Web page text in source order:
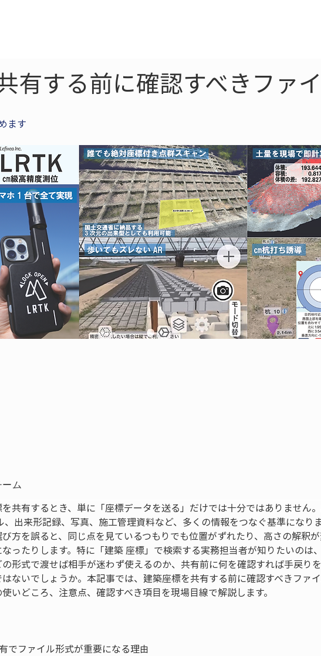
有する前に確認すべきファ
ます
ーム
共有するとき、単に「座標データを送る」だけでは十分ではありません
、出来形記録、写真、施工管理資料など、多くの情報をつなぐ基準になり
方を誤ると、同じ点を見ているつもりでも位置がずれたり、高さの解釈
ったりします。特に「建築 座標」で検索する実務担当者が知りたいのは
形式で渡せば相手が迷わず使えるのか、共有前に何を確認すれば手戻り
ないでしょうか。本記事では、建築座標を共有する前に確認すべきファ
いどころ、注意点、確認すべき項目を現場目線で解説します。